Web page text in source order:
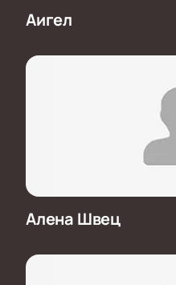
Аигел
Алена Швец